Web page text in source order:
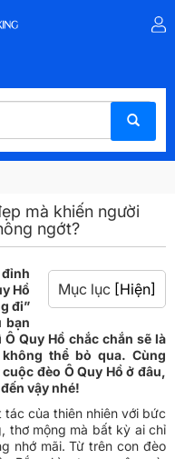
mà khiến người
ngớt?
Mục lục [Hiện]
Hồ
đi”
bạn
Quy Hồ chắc chắn sẽ là
thể bỏ qua. Cùng
đèo Ô Quy Hồ ở đâu,
vậy nhé!
của thiên nhiên với bức
thơ mộng mà bất kỳ ai chỉ
nhớ mãi. Từ trên con đèo